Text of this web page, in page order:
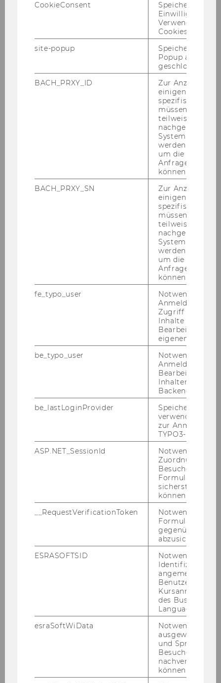
Team
Team Prof. Lienbacher
Team az. Prof. Wutscher
Alice Lea Nikolay-Ullreich
Christine Pesendorfer
Matej Šelem
CookieConsent
Speichert Ihre
Einwilligung zur
Verwendung von
Cookies.
site-popup
Speichert ob ein
Popup
geschlossen
BACH_PRXY_ID
Zur Anzeige von
einigen WU-
spezifischen
müssen
teilweise von
nachgelagerten
System
werden.
um die Antwort
Anfrage
können.
BACH_PRXY_SN
Zur Anzeige von
einigen WU-
spezifischen
müssen
teilweise von
nachgelagerten
System
werden.
um die Antwort
Anfrage
können.
fe_typo_user
Notwendig für
Anmeldung und
Zugriff auf
Inhalte oder zur
Bearbeitung des
eigenen Profils.
be_typo_user
Notwendig für
Anmeldung und
Bearbeitung von
Inhalten im
Backend.
be_lastLoginProvider
Speichert die
verwendete
zur Anmeldung
TYPO3-Backend.
ASP.NET_SessionId
Notwendig, um
Zuordnung von
Besucher zu
sicherstellen zu
können.
__RequestVerificationToken
Notwendig, um
gegenüber
abzusichern.
ESRASOFTSID
Notwendig zur
Identifizierung
angemeldeten
Benutzers im
des Business
Language
esraSoftWiData
Notwendig um
ausgewählte
und
Besuchers
nachverfolgen
können.